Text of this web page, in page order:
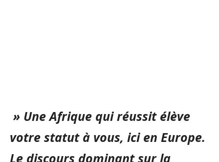
» Une Afrique qui réussit élève
votre statut à vous, ici en Europe.
Le discours dominant sur la